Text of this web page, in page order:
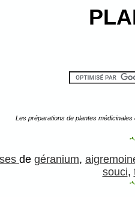
Les préparations de plantes
de géranium,
souci,